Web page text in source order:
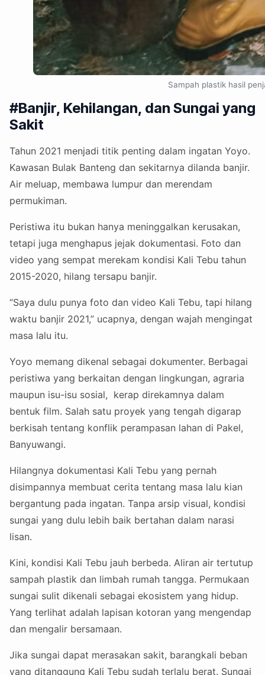
Sampah plastik hasil
#Banjir, Kehilangan, dan Sungai yang
Sakit
Tahun 2021 menjadi titik penting dalam ingatan Yoyo.
Kawasan Bulak Banteng dan sekitarnya dilanda banjir.
Air meluap, membawa lumpur dan merendam
permukiman.
Peristiwa itu bukan hanya meninggalkan kerusakan,
tetapi juga menghapus jejak dokumentasi. Foto dan
video yang sempat merekam kondisi Kali Tebu tahun
2015-2020, hilang tersapu banjir.
“Saya dulu punya foto dan video Kali Tebu, tapi hilang
waktu banjir 2021,” ucapnya, dengan wajah mengingat
masa lalu itu.
Yoyo memang dikenal sebagai dokumenter. Berbagai
peristiwa yang berkaitan dengan lingkungan, agraria
maupun isu-isu sosial, kerap direkamnya dalam
bentuk film. Salah satu proyek yang tengah digarap
berkisah tentang konflik perampasan lahan di Pakel,
Banyuwangi.
Hilangnya dokumentasi Kali Tebu yang pernah
disimpannya membuat cerita tentang masa lalu kian
bergantung pada ingatan. Tanpa arsip visual, kondisi
sungai yang dulu lebih baik bertahan dalam narasi
lisan.
Kini, kondisi Kali Tebu jauh berbeda. Aliran air tertutup
sampah plastik dan limbah rumah tangga. Permukaan
sungai sulit dikenali sebagai ekosistem yang hidup.
Yang terlihat adalah lapisan kotoran yang mengendap
dan mengalir bersamaan.
Jika sungai dapat merasakan sakit, barangkali beban
yang ditanggung Kali Tebu sudah terlalu berat. Sungai